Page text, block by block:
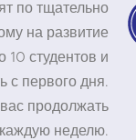
по тщательно
на развитие
студентов и
с первого дня.
продолжать
неделю.